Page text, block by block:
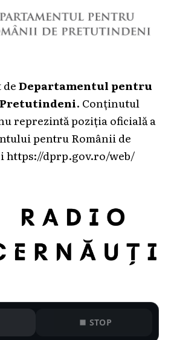
Departamentul pentru
. Conținutul
reprezintă poziția oficială a
pentru Românii de
https://dprp.gov.ro/web/
STOP